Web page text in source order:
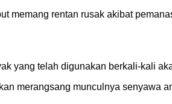
memang rentan rusak akibat
yang telah digunakan berkali-kali
merangsang munculnya